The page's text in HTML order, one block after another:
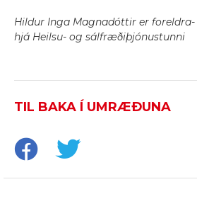
Hildur Inga Magnadóttir er
hjá Heilsu- og sálfræðiþjónustunni
TIL BAKA Í UMRÆÐUNA